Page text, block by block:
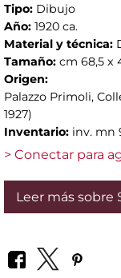
Tipo: Dibujo
Año: 1920 ca.
Material y técnica:
Tamaño: cm 68,5 x
Origen:
Palazzo Primoli,
1927)
Inventario: inv. mn
> Conectar para
Leer más sobre